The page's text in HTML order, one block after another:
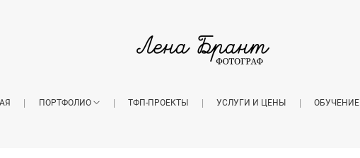
ПОРТФОЛИО ТФП-ПРОЕКТЫ УСЛУГИ И ЦЕНЫ ОБУЧЕНИЕ